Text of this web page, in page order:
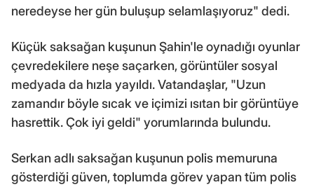
neredeyse her gün buluşup selamlaşıyoruz" dedi.
Küçük saksağan kuşunun Şahin'le oynadığı oyunlar
çevredekilere neşe saçarken, görüntüler sosyal
medyada da hızla yayıldı. Vatandaşlar, "Uzun
zamandır böyle sıcak ve içimizi ısıtan bir görüntüye
hasrettik. Çok iyi geldi" yorumlarında bulundu.
Serkan adlı saksağan kuşunun polis memuruna
gösterdiği güven, toplumda görev yapan tüm polis